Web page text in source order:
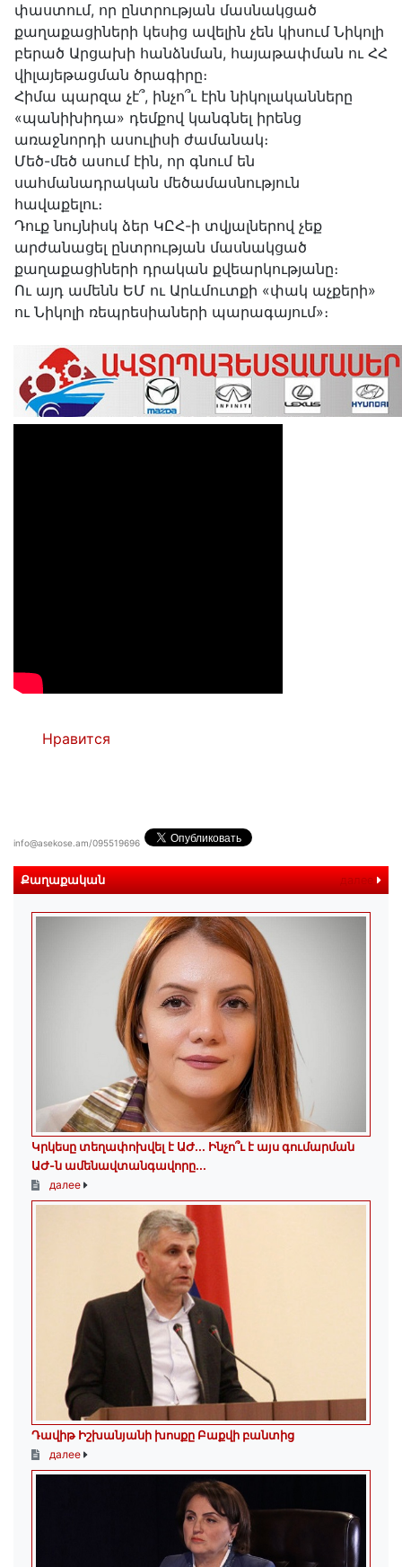
փաստում, որ ընտրության մասնակցած
քաղաքացիների կեսից ավելին չեն կիսում Նիկոլի
բերած Արցախի հանձնման, հայաթափման ու ՀՀ
վիլայեթացման ծրագիրը։
Հիմա պարզա չէ՞, ինչո՞ւ էին նիկոլականները
«պանիխիդա» դեմքով կանգնել իրենց
առաջնորդի ասուլիսի ժամանակ։
Մեծ-մեծ ասում էին, որ գնում են
սահմանադրական մեծամասնություն
հավաքելու։
Դուք նույնիսկ ձեր ԿԸՀ-ի տվյալներով չեք
արժանացել ընտրության մասնակցած
քաղաքացիների դրական քվեարկությանը։
Ու այդ ամենն ԵՄ ու Արևմուտքի «փակ աչքերի»
ու Նիկոլի ռեպրեսիաների պարագայում»։
Нравится
info@asekose.am/095519696
Քաղաքական далее
Կրկեսը տեղափոխվել է ԱԺ... Ինչո՞ւ է այս գումարման
ԱԺ-ն ամենավտանգավորը...
далее
Դավիթ Իշխանյանի խոսքը Բաքվի բանտից
далее